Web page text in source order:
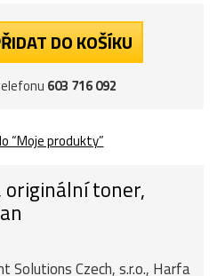
DO KOŠÍKU
603 716 092
“Moje produkty”
originální toner,
Solutions Czech, s.r.o., Harfa